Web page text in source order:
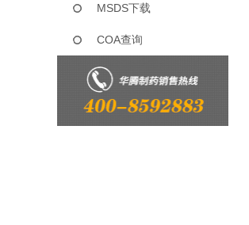
MSDS下载
COA查询